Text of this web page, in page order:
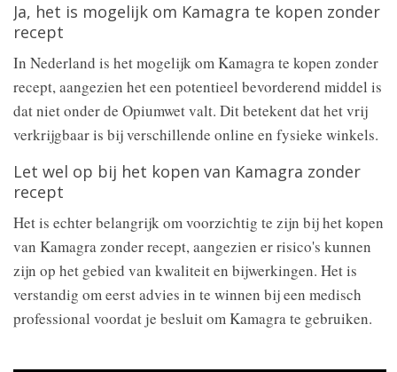
Ja, het is mogelijk om Kamagra te kopen zonder
recept
In Nederland is het mogelijk om Kamagra te kopen zonder
recept, aangezien het een potentieel bevorderend middel is
dat niet onder de Opiumwet valt. Dit betekent dat het vrij
verkrijgbaar is bij verschillende online en fysieke winkels.
Let wel op bij het kopen van Kamagra zonder
recept
Het is echter belangrijk om voorzichtig te zijn bij het kopen
van Kamagra zonder recept, aangezien er risico's kunnen
zijn op het gebied van kwaliteit en bijwerkingen. Het is
verstandig om eerst advies in te winnen bij een medisch
professional voordat je besluit om Kamagra te gebruiken.